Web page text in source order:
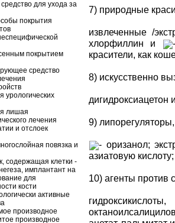
для ухода за
покрытия
покрытием
средство
урологических
лишая
лечения
и отслоек
повязка и
содержащая клетки -
имплантант на
для
кости
активные
производное
производное
7) природные
извлеченные /
хлорфиллин и
красители, как
8) искусственно
дигидроксиацетон
9) липорегуляторы,
- оризанол;
азиатовую
10) агенты против